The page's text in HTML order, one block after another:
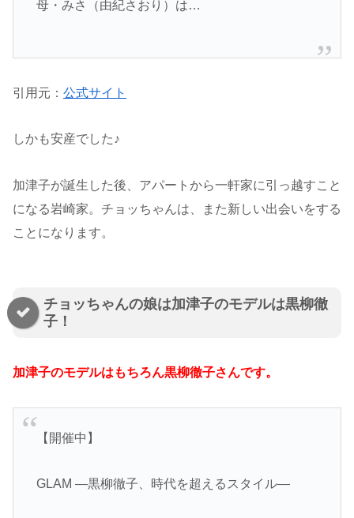
母・みさ（由紀さおり）は…
引用元： 公式サイト
しかも安産でした♪
加津子が誕生した後、アパートから一軒家に引っ越すこと
になる岩崎家。チョッちゃんは、また新しい出会いをする
ことになります。
チョッちゃんの娘は加津子のモデルは黒柳徹
子！
加津子のモデルはもちろん黒柳徹子さんです。
【開催中】
GLAM ―黒柳徹子、時代を超えるスタイル―